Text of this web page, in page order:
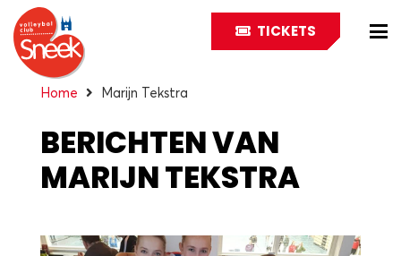
TICKETS
Home Marijn Tekstra
BERICHTEN VAN
MARIJN TEKSTRA